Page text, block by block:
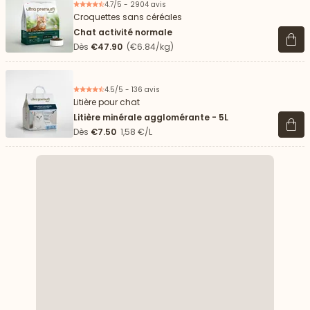
4.7/5 - 2904 avis
Croquettes sans céréales
Chat activité normale
Dès €47.90 (€6.84/kg) Voir
4.5/5 - 136 avis
Litière pour chat
Litière minérale agglomérante - 5L
Dès €7.50 1,58 €/L Voir